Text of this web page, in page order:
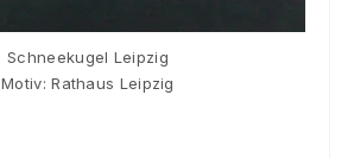
Schneekugel Leipzig
Motiv: Rathaus Leipzig